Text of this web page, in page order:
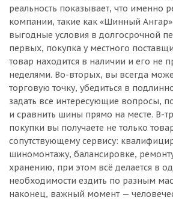
реальность показывает, что именно
компании, такие как «Шинный
выгодные условия в долгосрочной
первых, покупка у местного
товар находится в наличии и его не
неделями. Во-вторых, вы всегда
торговую точку, убедиться в
задать все интересующие вопросы,
и сравнить шины прямо на месте. В-
покупки вы получаете не только
сопутствующему сервису:
шиномонтажу, балансировке,
хранению, при этом всё делается в
необходимости ездить по разным
наконец, важный момент —